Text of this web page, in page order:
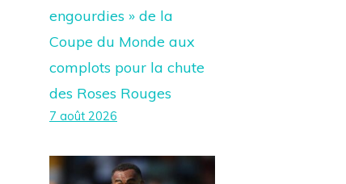
engourdies » de la
Coupe du Monde aux
complots pour la chute
des Roses Rouges
7 août 2026